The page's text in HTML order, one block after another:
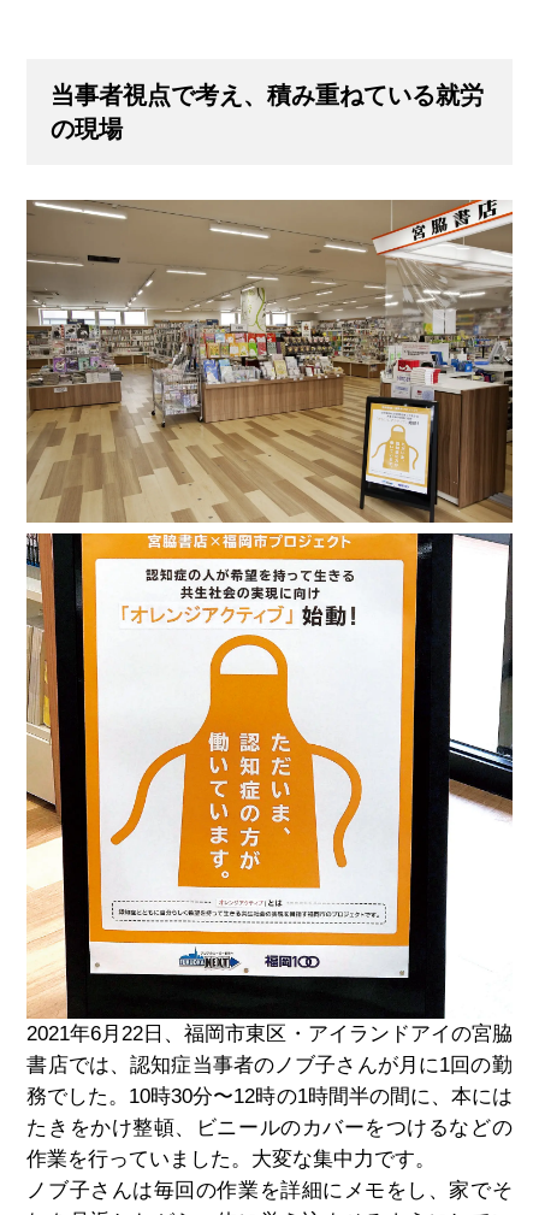
当事者視点で考え、積み重ねている就労
の現場
2021年6月22日、福岡市東区・アイランドアイの宮脇
書店では、認知症当事者のノブ子さんが月に1回の勤
務でした。10時30分〜12時の1時間半の間に、本には
たきをかけ整頓、ビニールのカバーをつけるなどの
作業を行っていました。大変な集中力です。
ノブ子さんは毎回の作業を詳細にメモをし、家でそ